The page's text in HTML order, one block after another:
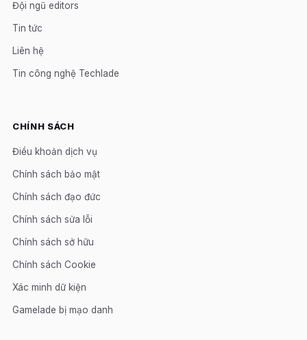
Đội ngũ editors
Tin tức
Liên hệ
Tin công nghệ Techlade
CHÍNH SÁCH
Điều khoản dịch vụ
Chính sách bảo mật
Chính sách đạo đức
Chính sách sửa lỗi
Chính sách sở hữu
Chính sách Cookie
Xác minh dữ kiện
Gamelade bị mạo danh